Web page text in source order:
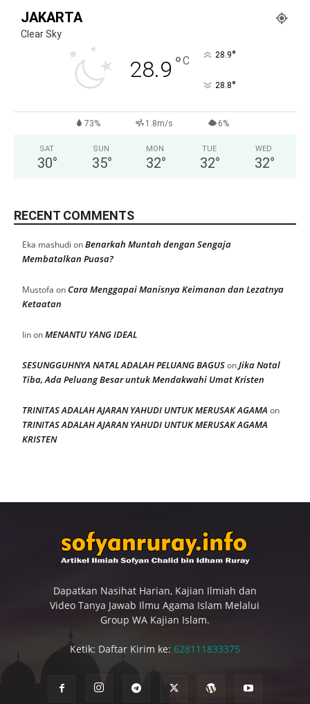
JAKARTA
Clear Sky
28.9 °C 28.9°
28.8°
73% 1.8m/s 6%
SAT
30°
SUN
35°
MON
32°
TUE
32°
WED
32°
RECENT COMMENTS
Eka mashudi onBenarkah Muntah dengan Sengaja
Membatalkan Puasa?
Mustofa onCara Menggapai Manisnya Keimanan dan Lezatnya
Ketaatan
IinonMENANTU YANG IDEAL
SESUNGGUHNYA NATAL ADALAH PELUANG BAGUSonJika Natal
Tiba, Ada Peluang Besar untuk Mendakwahi Umat Kristen
TRINITAS ADALAH AJARAN YAHUDI UNTUK MERUSAK AGAMA on
TRINITAS ADALAH AJARAN YAHUDI UNTUK MERUSAK AGAMA
KRISTEN
Dapatkan Nasihat Harian, Kajian Ilmiah dan
Video Tanya Jawab Ilmu Agama Islam Melalui
Group WA Kajian Islam.
Ketik: Daftar Kirim ke: 628111833375